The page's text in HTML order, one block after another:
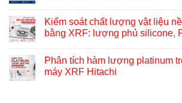
Kiểm soát chất lượng vật liệu
bằng XRF: lượng phủ silicone,
Phân tích hàm lượng platinum
máy XRF Hitachi